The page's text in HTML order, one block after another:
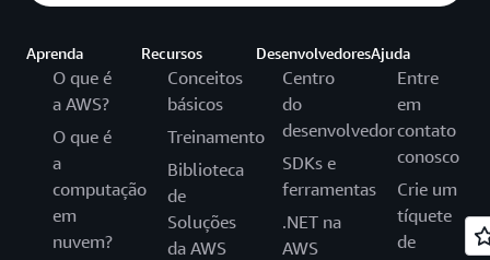
Aprenda
O que é
a AWS?
O que é
a
computação
em
nuvem?
Recursos
Conceitos
básicos
Treinamento
Biblioteca
de
Soluções
da AWS
Desenvolvedores
Centro
do
desenvolvedor
SDKs e
ferramentas
.NET na
AWS
Ajuda
Entre
em
contato
conosco
Crie um
tíquete
de